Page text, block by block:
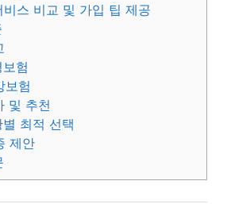
스 비교 및 가입 팁 제공
험
보험
및 추천
최적 선택
제안